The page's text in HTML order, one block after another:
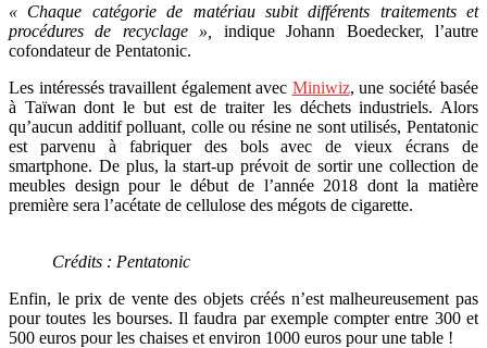
« Chaque catégorie de matériau subit différents traitements et
procédures de recyclage »,
indique Johann Boedecker, l’autre
cofondateur de Pentatonic.
Les intéressés travaillent également avec Miniwiz, une société basée
à Taïwan dont le but est de traiter les déchets industriels. Alors
qu’aucun additif polluant, colle ou résine ne sont utilisés, Pentatonic
est parvenu à fabriquer des bols avec de vieux écrans de
smartphone. De plus, la start-up prévoit de sortir une collection de
meubles design pour le début de l’année 2018 dont la matière
première sera l’acétate de cellulose des mégots de cigarette.
Crédits : Pentatonic
Enfin, le prix de vente des objets créés n’est malheureusement pas
pour toutes les bourses. Il faudra par exemple compter entre 300 et
500 euros pour les chaises et environ 1000 euros pour une table !